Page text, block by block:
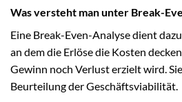
Was versteht man unter Break-
Eine Break-Even-Analyse dient
an dem die Erlöse die Kosten
Gewinn noch Verlust erzielt wird.
Beurteilung der Geschäftsviabilität.